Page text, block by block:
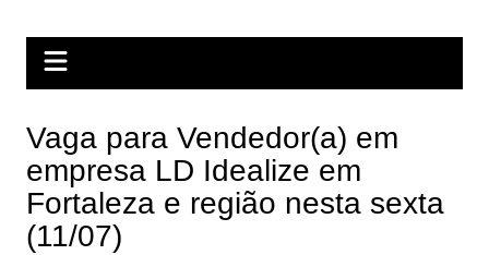
Vaga para Vendedor(a) em
empresa LD Idealize em
Fortaleza e região nesta sexta
(11/07)